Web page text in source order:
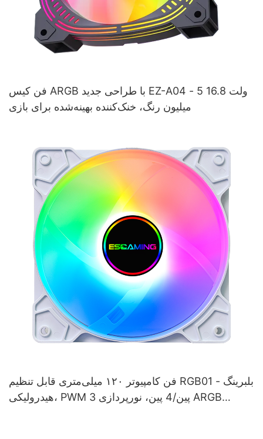
فن کیس ARGB با طراحی جدید EZ-A04 - 5 ولت 16.8
میلیون رنگ، خنک‌کننده بهینه‌شده برای بازی
فن کامپیوتر ۱۲۰ میلی‌متری قابل تنظیم RGB01 - بلبرینگ
هیدرولیکی، PWM 3 پین/4 پین، نورپردازی ARGB